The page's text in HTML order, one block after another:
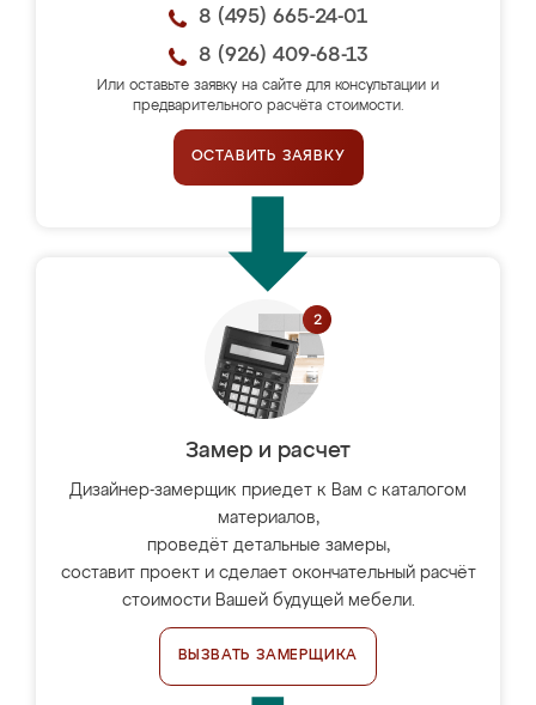
8 (495) 665-24-01
8 (926) 409-68-13
Или оставьте заявку на сайте для консультации и
предварительного расчёта стоимости.
ОСТАВИТЬ ЗАЯВКУ
Замер и расчет
Дизайнер-замерщик приедет к Вам с каталогом
материалов,
проведёт детальные замеры,
составит проект и сделает окончательный расчёт
стоимости Вашей будущей мебели.
ВЫЗВАТЬ ЗАМЕРЩИКА